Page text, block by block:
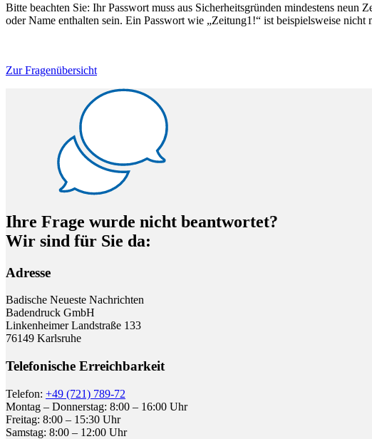
Bitte beachten Sie: Ihr Passwort muss aus Sicherheitsgründen mindestens
oder Name enthalten sein. Ein Passwort wie „Zeitung1!“ ist beispielsweise
Zur Fragenübersicht
Ihre Frage wurde nicht beantwortet?
Wir sind für Sie da:
Adresse
Badische Neueste Nachrichten
Badendruck GmbH
Linkenheimer Landstraße 133
76149 Karlsruhe
Telefonische Erreichbarkeit
Telefon: +49 (721) 789-72
Montag – Donnerstag: 8:00 – 16:00 Uhr
Freitag: 8:00 – 15:30 Uhr
Samstag: 8:00 – 12:00 Uhr